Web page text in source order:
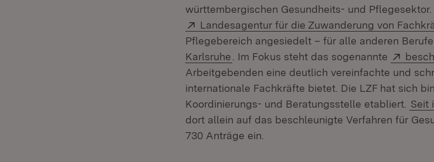
württembergischen Gesundheits- und
Extern:
Landesagentur für die Zuwanderung von
Pflegebereich angesiedelt – für alle anderen
Karlsruhe (Öffnet in neuem Fenster)
. Im Fokus steht das sogenannte
Arbeitgebenden eine deutlich vereinfachte und
internationale Fachkräfte bietet. Die LZF hat sich
Koordinierungs- und Beratungsstelle etabliert. Seit
dort allein auf das beschleunigte Verfahren für
730 Anträge ein.